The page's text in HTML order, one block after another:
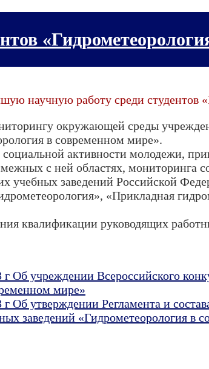
научную работу среди студентов
окружающей среды
в современном мире».
активности молодежи,
с ней областях, мониторинга
учебных заведений Российской
«Прикладная
квалификации руководящих
Об учреждении Всероссийского
мире»
Об утверждении Регламента и
заведений «Гидрометеорология в